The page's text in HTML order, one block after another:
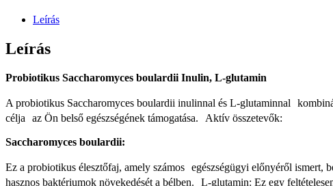
Leírás
Leírás
Probiotikus Saccharomyces boulardii Inulin, L-glutamin
A probiotikus Saccharomyces boulardii inulinnal és L-glutaminnal
célja az Ön belső egészségének támogatása. Aktív összetevők:
Saccharomyces boulardii:
Ez a probiotikus élesztőfaj, amely számos egészségügyi előnyéről
hasznos baktériumok növekedését a bélben. L-glutamin: Ez egy